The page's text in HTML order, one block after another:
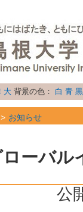
大 背景の色： 白 青 黒
お知らせ
ーバル
公